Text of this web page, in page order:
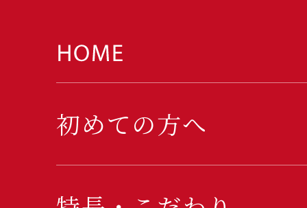
初めての方へ